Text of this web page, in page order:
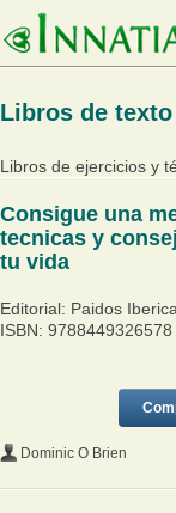
Libros de
Libros de ejercicios y
Consigue una
tecnicas y
tu vida
Editorial: Paidos Iberica
ISBN: 9788449326578
Dominic O Brien